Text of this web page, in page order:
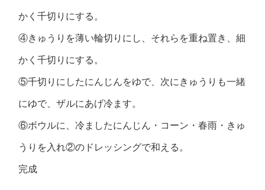
かく千切りにする。
④きゅうりを薄い輪切りにし、それらを重ね置き、細
かく千切りにする。
⑤千切りにしたにんじんをゆで、次にきゅうりも一緒
にゆで、ザルにあげ冷ます。
⑥ボウルに、冷ましたにんじん・コーン・春雨・きゅ
うりを入れ②のドレッシングで和える。
完成